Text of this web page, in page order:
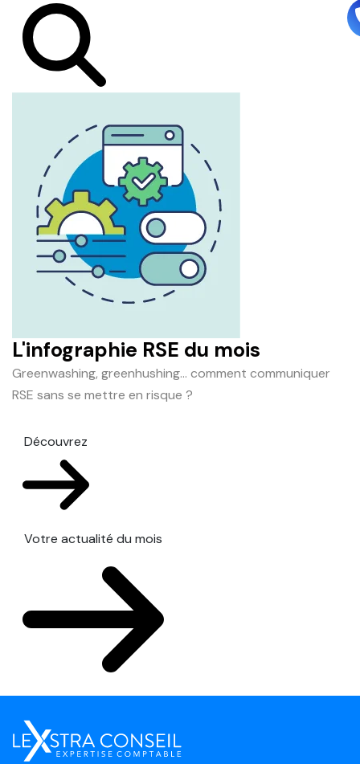
L'infographie RSE du mois
Greenwashing, greenhushing… comment communiquer
RSE sans se mettre en risque ?
Découvrez
Votre actualité du mois